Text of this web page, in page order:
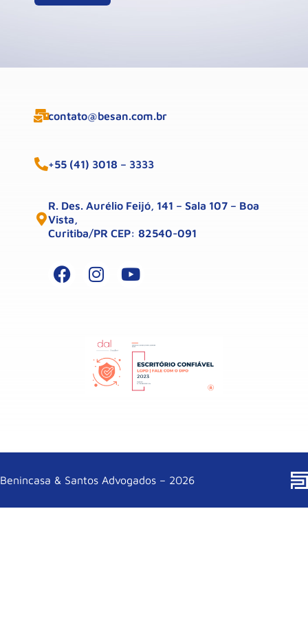
contato@besan.com.br
+55 (41) 3018 – 3333
R. Des. Aurélio Feijó, 141 – Sala 107 – Boa
Vista,
Curitiba/PR CEP: 82540-091
Benincasa & Santos Advogados – 2026